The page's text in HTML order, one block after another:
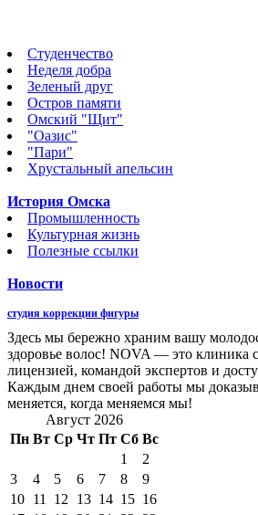
Студенчество
Неделя добра
Зеленый друг
Остров памяти
Омский "Щит"
"Оазис"
"Пари"
Хрустальный апельсин
История Омска
Промышленность
Культурная жизнь
Полезные ссылки
Новости
студия коррекции фигуры
Здесь мы бережно храним вашу
здоровье волос! NOVA — это клиника
лицензией, командой экспертов и
Каждым днем своей работы мы
меняется, когда меняемся мы!
Август 2026
Пн Вт Ср Чт Пт Сб Вс
1
2
3
4 5 6 7 8
9
10 11 12 13 14 15 16